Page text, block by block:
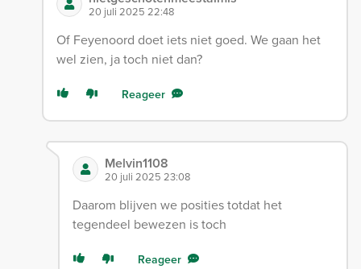
20 juli 2025 22:48
Of Feyenoord doet iets niet goed. We gaan het
wel zien, ja toch niet dan?
Reageer
Melvin1108
20 juli 2025 23:08
Daarom blijven we posities totdat het
tegendeel bewezen is toch
Reageer